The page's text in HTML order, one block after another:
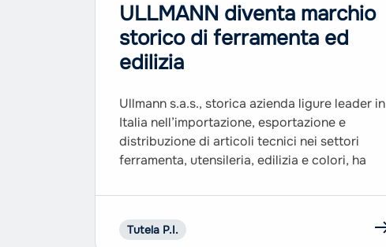
ULLMANN diventa marchio
storico di ferramenta ed
edilizia
Ullmann s.a.s., storica azienda ligure leader in
Italia nell’importazione, esportazione e
distribuzione di articoli tecnici nei settori
ferramenta, utensileria, edilizia e colori, ha
registro dei marchi nazionali di interesse
storico tenuto dall’Ufficio Italiano Brevetti e
Marchi (UIBM), Il registo, istituito nel 2019,
Tutela P.I.